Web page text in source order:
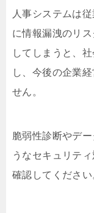
人事システムは
に情報漏洩のリ
してしまうと、
し、今後の企業
せん。
脆弱性診断やデ
うなセキュリテ
確認してください